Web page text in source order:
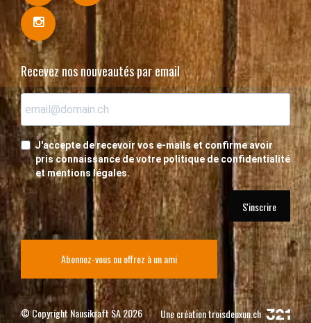
Recevez nos nouveautés par email
J'accepte de recevoir vos e-mails et confirme avoir
pris connaissance de votre politique de confidentialité
et mentions légales.
S'inscrire
Abonnez-vous ou offrez à un ami
© Copyright Nausikraft SA 2026 Une créationtroisdeuxun.ch